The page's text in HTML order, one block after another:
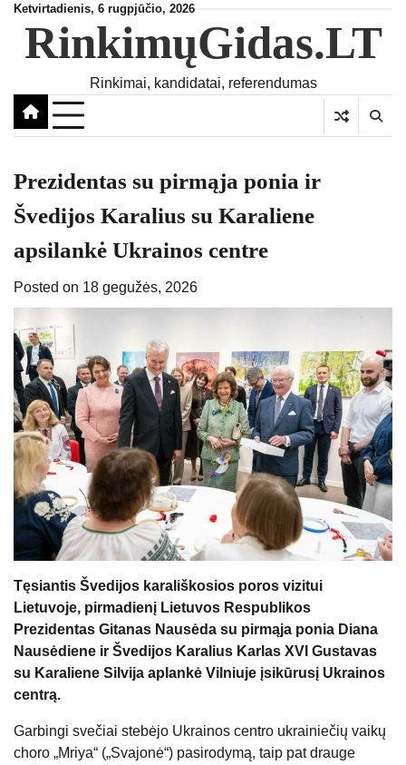
Skip
content
Ketvirtadienis, 6 rugpjūčio, 2026
RinkimųGidas.LT
Rinkimai, kandidatai, referendumas
Prezidentas su pirmąja ponia ir
Švedijos Karalius su Karaliene
apsilankė Ukrainos centre
Posted on 18 gegužės, 2026
Tęsiantis Švedijos karališkosios poros vizitui
Lietuvoje, pirmadienį Lietuvos Respublikos
Prezidentas Gitanas Nausėda su pirmąja ponia Diana
Nausėdiene ir Švedijos Karalius Karlas XVI Gustavas
su Karaliene Silvija aplankė Vilniuje įsikūrusį Ukrainos
centrą.
Garbingi svečiai stebėjo Ukrainos centro ukrainiečių vaikų
choro „Mriya“ („Svajonė“) pasirodymą, taip pat drauge